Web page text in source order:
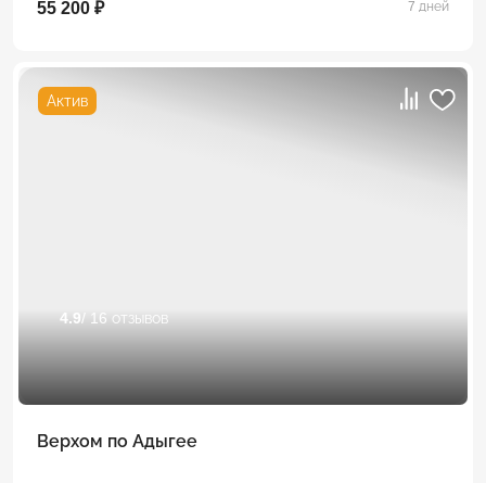
55 200 ₽ 7 дней
Актив
4.9 / 16 отзывов
Верхом по Адыгее